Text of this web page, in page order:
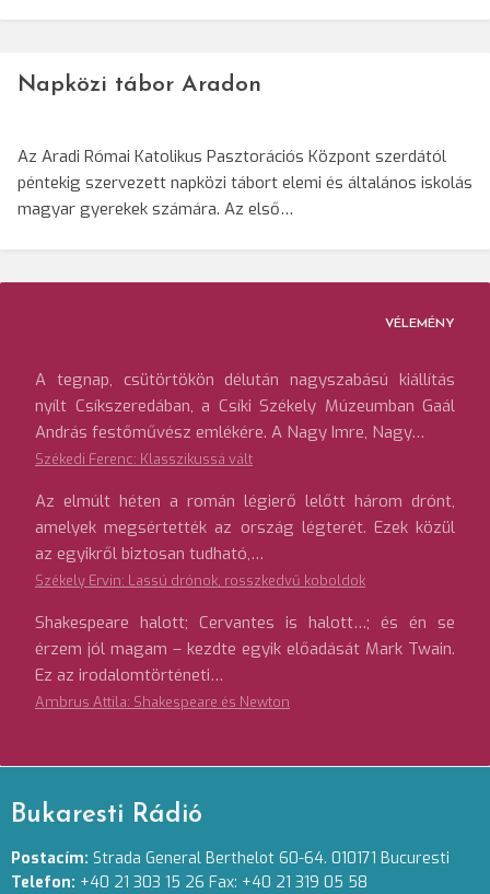
Napközi tábor Aradon
Az Aradi Római Katolikus Pasztorációs Központ szerdától
péntekig szervezett napközi tábort elemi és általános iskolás
magyar gyerekek számára. Az első…
VÉLEMÉNY
A tegnap, csütörtökön délután nagyszabású kiállítás
nyílt Csíkszeredában, a Csíki Székely Múzeumban Gaál
András festőművész emlékére. A Nagy Imre, Nagy…
Székedi Ferenc: Klasszikussá vált
Az elmúlt héten a román légierő lelőtt három drónt,
amelyek megsértették az ország légterét. Ezek közül
az egyikről biztosan tudható,…
Székely Ervin: Lassú drónok, rosszkedvű koboldok
Shakespeare halott; Cervantes is halott…; és én se
érzem jól magam – kezdte egyik előadását Mark Twain.
Ez az irodalomtörténeti…
Ambrus Attila: Shakespeare és Newton
Bukaresti Rádió
Postacím: Strada General Berthelot 60-64. 010171 Bucuresti
Telefon: +40 21 303 15 26 Fax: +40 21 319 05 58